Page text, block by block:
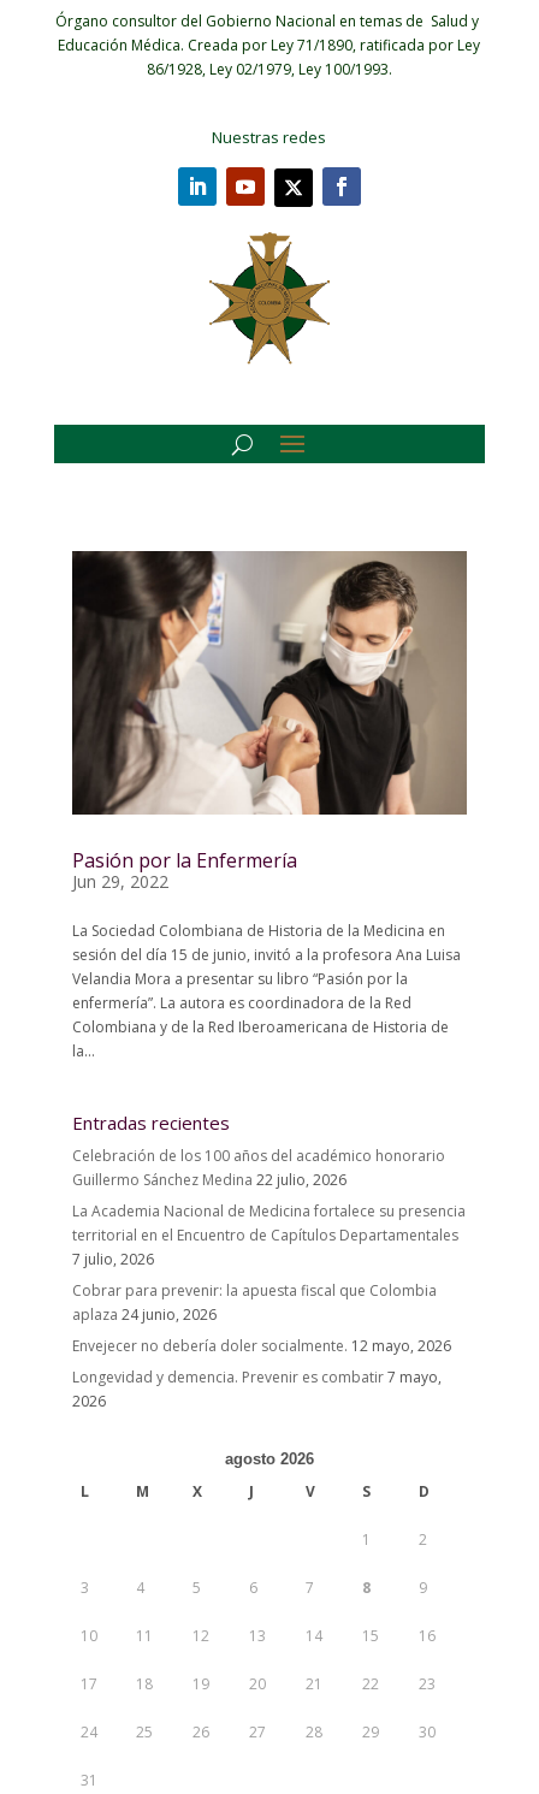
Órgano consultor del Gobierno Nacional en temas de Salud y
Educación Médica. Creada por Ley 71/1890, ratificada por Ley
86/1928, Ley 02/1979, Ley 100/1993.
Nuestras redes
Pasión por la Enfermería
Jun 29, 2022
La Sociedad Colombiana de Historia de la Medicina en
sesión del día 15 de junio, invitó a la profesora Ana Luisa
Velandia Mora a presentar su libro “Pasión por la
enfermería”. La autora es coordinadora de la Red
Colombiana y de la Red Iberoamericana de Historia de
la...
Entradas recientes
Celebración de los 100 años del académico honorario
Guillermo Sánchez Medina 22 julio, 2026
La Academia Nacional de Medicina fortalece su presencia
territorial en el Encuentro de Capítulos Departamentales
7 julio, 2026
Cobrar para prevenir: la apuesta fiscal que Colombia
aplaza 24 junio, 2026
Envejecer no debería doler socialmente. 12 mayo, 2026
Longevidad y demencia. Prevenir es combatir7 mayo,
2026
agosto 2026
L M X J V S D
1 2
3 4 5 6 7 8 9
10 11 12 13 14 15 16
17 18 19 20 21 22 23
24 25 26 27 28 29 30
31